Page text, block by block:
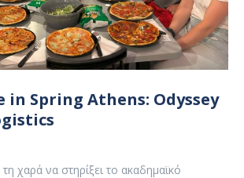
in Spring Athens: Odyssey
χαρά να στηρίξει το ακαδημαϊκό